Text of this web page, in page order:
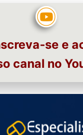
se e
canal no